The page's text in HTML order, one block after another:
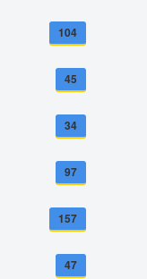
104
45
34
97
157
47